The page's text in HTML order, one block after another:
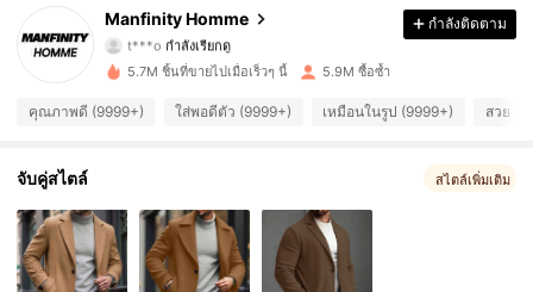
Manfinity Homme
t***oกำลังเรียกดู
4.91
607K ผู้ติดตาม
4.91 607K ผู้ติดตาม
4.91 607K ผู้ติดตาม
4.91 607K ผู้ติดตาม
กำลังติดตาม
5.7M ชิ้นที่ขายไปเมื่อเร็วๆ นี้ 5.9M ซื้อซ้ำ
คุณภาพดี (9999+) ใส่พอดีตัว (9999+) เหมือนในรูป (9999+) สวย
จับคู่สไตล์ สไตล์เพิ่มเติม